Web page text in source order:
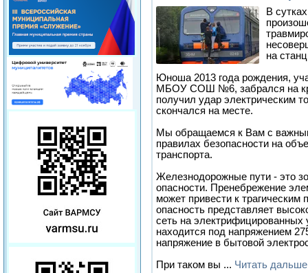
В
на
Юноша 2013 года рождения,
МБОУ СОШ №6, забрался на
получил удар электрическим
скончался на месте.
Мы обращаемся к Вам с
правилах безопасности на
транспорта.
Железнодорожные пути - это
опасности. Пренебрежение
может привести к
опасность представляет
сеть на электрифицированных
находится под напряжением
напряжение в бытовой
При таком вы ... Читать